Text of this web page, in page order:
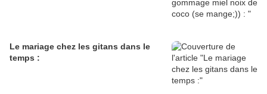
Le mariage chez les gitans dans le
temps :